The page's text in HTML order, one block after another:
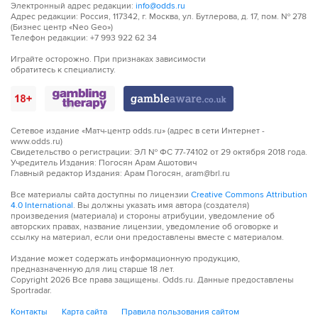
47´ Штрафной удар у команды Ньюкасл Юнайтед.
предупреждение и теперь должен играть
аккуратнее, чтобы не получить вторую желтую
карточку.
Ливраменто, его свалил Джеймс Джастин.
47´
Джеймс Джастин - везунчик. Он получил только
желтую карточку за фол
49´ Широко атакует Ньюкасл Юнайтед. Бьет по воротам
Киран Триппьер, но слишком поторопился с решением.
от ворот.
49´ Киран Триппьер решил пробить со штрафного, но
сделал это неудачно
Электронный адрес редакции: info@odds.ru
Адрес редакции: Россия, 117342, г. Москва, ул. Бутлерова, д. 17, пом. № 278
(Бизнес центр «Neo Geo»)
Телефон редакции: +7 993 922 62 34
Играйте осторожно. При признаках зависимости
обратитесь к специалисту.
Сетевое издание «Матч-центр odds.ru» (адрес в сети Интернет -
www.odds.ru)
Свидетельство о регистрации: ЭЛ № ФС 77-74102 от 29 октября 2018 года.
Учредитель Издания: Погосян Арам Ашотович
Главный редактор Издания: Арам Погосян, aram@brl.ru
Все материалы сайта доступны по лицензии Creative Commons Attribution
4.0 International. Вы должны указать имя автора (создателя)
произведения (материала) и стороны атрибуции, уведомление об
авторских правах, название лицензии, уведомление об оговорке и
ссылку на материал, если они предоставлены вместе с материалом.
Издание может содержать информационную продукцию,
предназначенную для лиц старше 18 лет.
Copyright 2026 Все права защищены. Odds.ru. Данные предоставлены
Sportradar.
Контакты
Карта сайта Правила пользования сайтом